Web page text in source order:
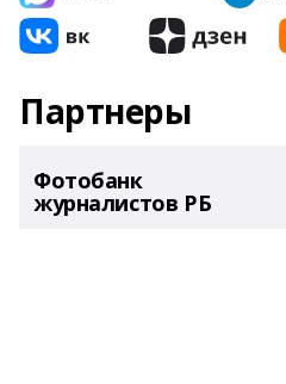
Партнеры
Фотобанк
журналистов РБ